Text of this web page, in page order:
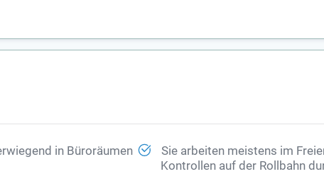
in Büroräumen
Sie arbeiten meistens im
Kontrollen auf der Rollbahn